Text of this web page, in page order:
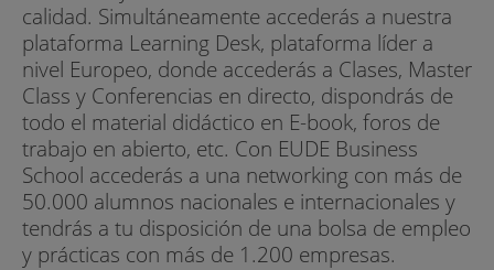
calidad. Simultáneamente accederás a nuestra
plataforma Learning Desk, plataforma líder a
nivel Europeo, donde accederás a Clases, Master
Class y Conferencias en directo, dispondrás de
todo el material didáctico en E-book, foros de
trabajo en abierto, etc. Con EUDE Business
School accederás a una networking con más de
50.000 alumnos nacionales e internacionales y
tendrás a tu disposición de una bolsa de empleo
y prácticas con más de 1.200 empresas.